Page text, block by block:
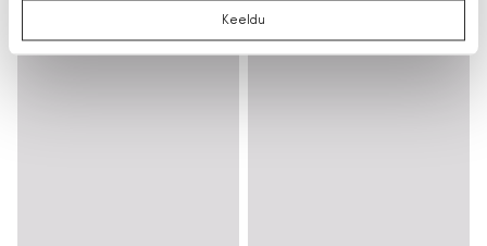
Keeldu